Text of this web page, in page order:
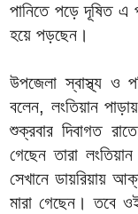
পানিতে পড়ে দূষিত এ
হয়ে পড়ছেন।
উপজেলা স্বাস্থ্য ও
বলেন, লংতিয়ান
শুক্রবার দিবাগত
গেছেন তারা
সেখানে ডায়রিয়ায়
মারা গেছেন। তবে